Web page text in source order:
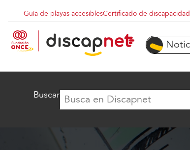
Menu superior destacados
Guía de playas accesiblesCertificado de discapacidad
Buscar